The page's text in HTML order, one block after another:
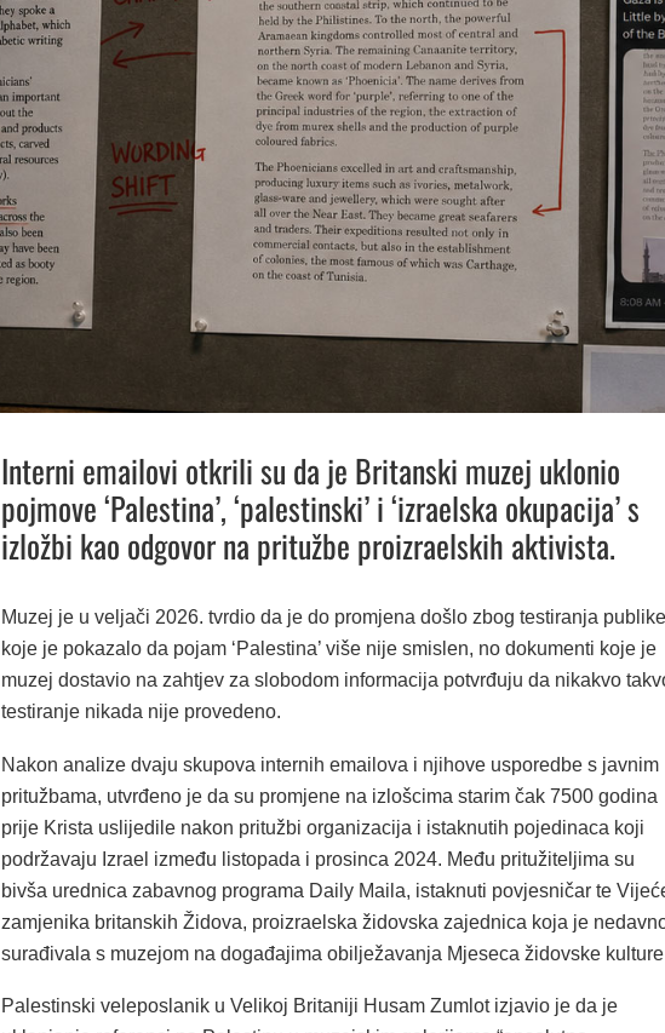
Interni emailovi otkrili su da je Britanski muzej uklonio
pojmove ‘Palestina’, ‘palestinski’ i ‘izraelska okupacija’ s
izložbi kao odgovor na pritužbe proizraelskih aktivista.
Muzej je u veljači 2026. tvrdio da je do promjena došlo zbog testiranja publike
koje je pokazalo da pojam ‘Palestina’ više nije smislen, no dokumenti koje je
muzej dostavio na zahtjev za slobodom informacija potvrđuju da nikakvo
testiranje nikada nije provedeno.
Nakon analize dvaju skupova internih emailova i njihove usporedbe s javnim
pritužbama, utvrđeno je da su promjene na izlošcima starim čak 7500 godina
prije Krista uslijedile nakon pritužbi organizacija i istaknutih pojedinaca koji
podržavaju Izrael između listopada i prosinca 2024. Među pritužiteljima su
bivša urednica zabavnog programa Daily Maila, istaknuti povjesničar te
zamjenika britanskih Židova, proizraelska židovska zajednica koja je
surađivala s muzejom na događajima obilježavanja Mjeseca židovske
Palestinski veleposlanik u Velikoj Britaniji Husam Zumlot izjavio je da je